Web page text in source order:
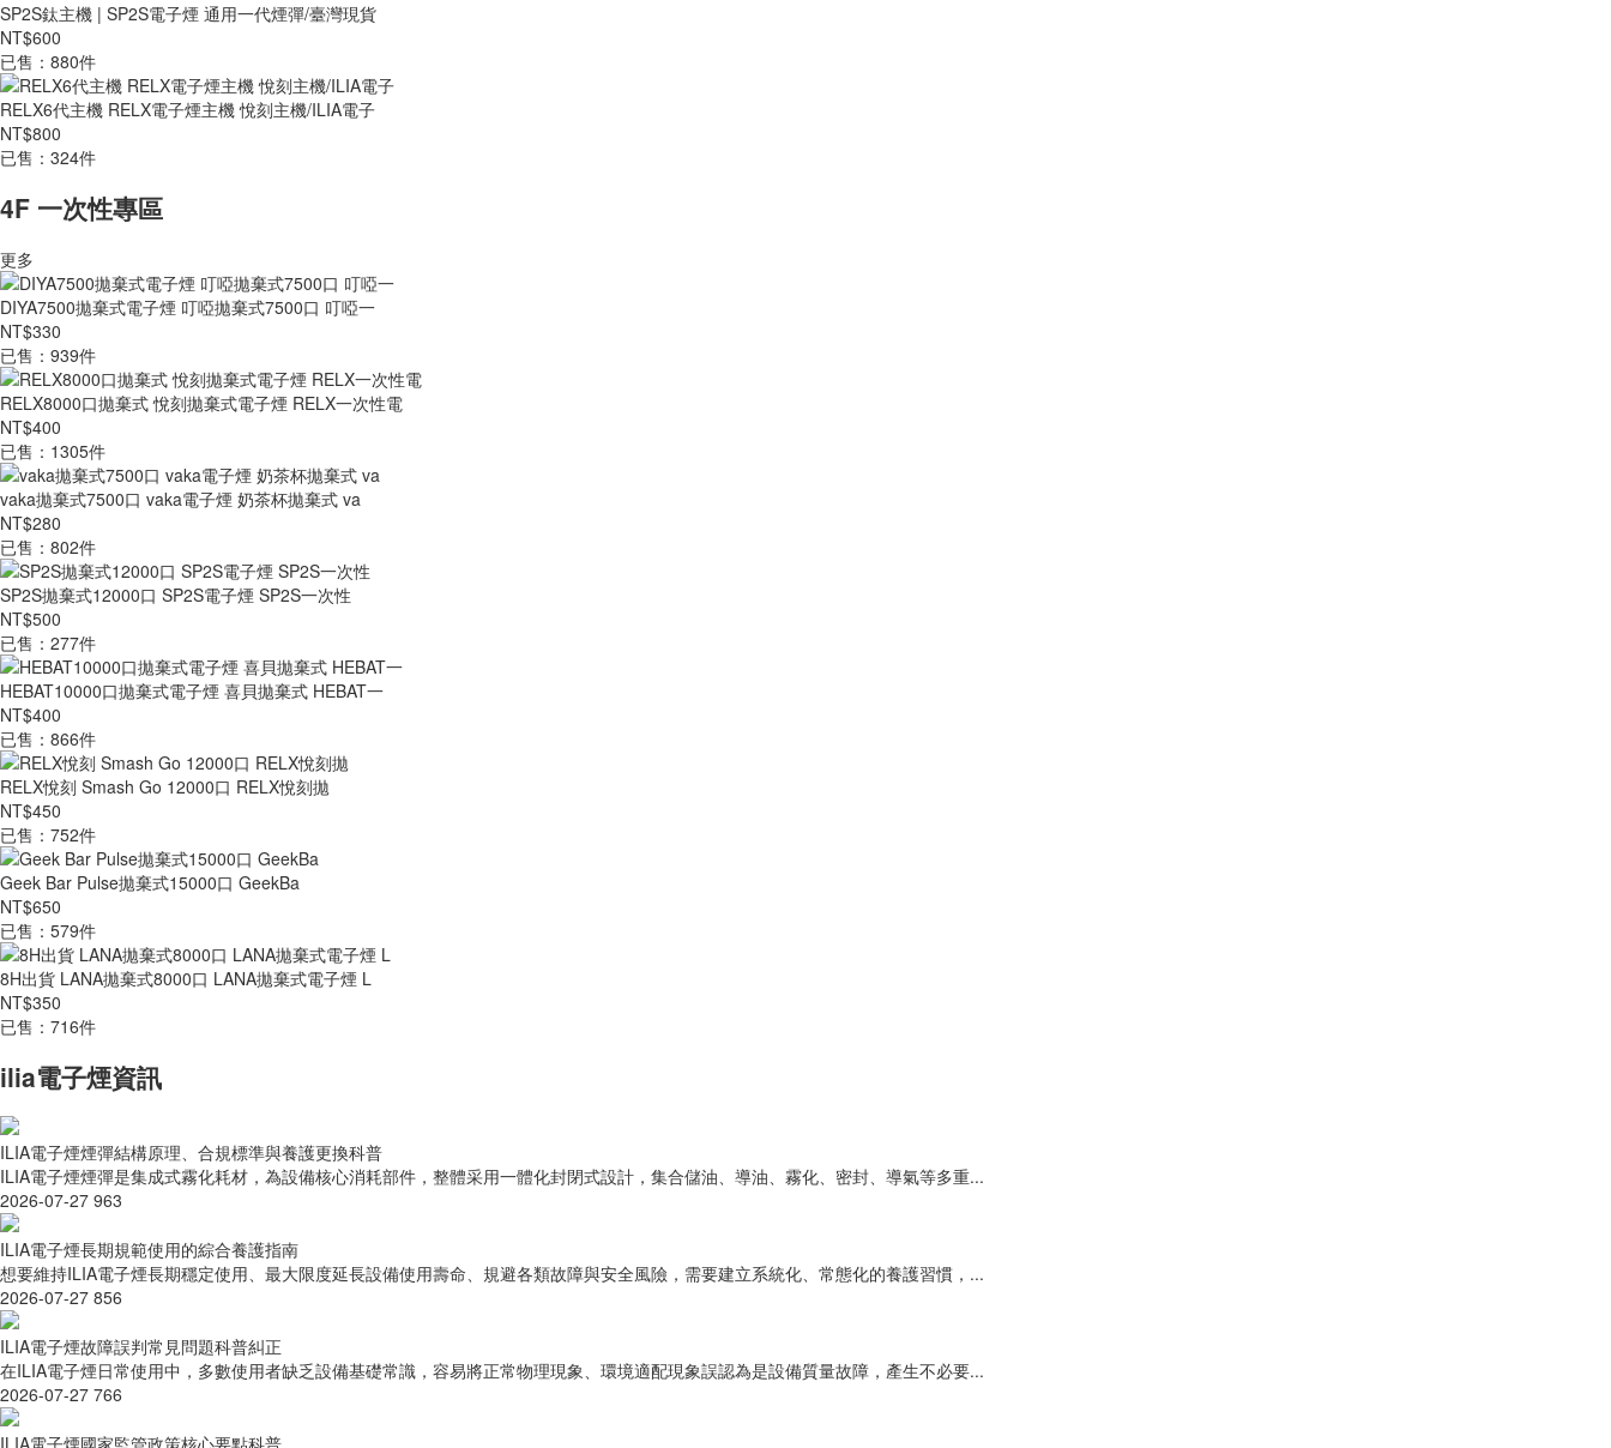
SP2S鈦主機 | SP2S電子煙 通用一代煙彈/臺灣現貨
NT$600
已售：880件
RELX6代主機 RELX電子煙主機 悅刻主機/ILIA電子
NT$800
已售：324件
4F 一次性專區
更多
DIYA7500拋棄式電子煙 叮啞拋棄式7500口 叮啞一
NT$330
已售：939件
RELX8000口拋棄式 悅刻拋棄式電子煙 RELX一次性電
NT$400
已售：1305件
vaka拋棄式7500口 vaka電子煙 奶茶杯拋棄式 va
NT$280
已售：802件
SP2S拋棄式12000口 SP2S電子煙 SP2S一次性
NT$500
已售：277件
HEBAT10000口拋棄式電子煙 喜貝拋棄式 HEBAT一
NT$400
已售：866件
RELX悅刻 Smash Go 12000口 RELX悅刻拋
NT$450
已售：752件
Geek Bar Pulse拋棄式15000口 GeekBa
NT$650
已售：579件
8H出貨 LANA拋棄式8000口 LANA拋棄式電子煙 L
NT$350
已售：716件
ilia電子煙資訊
ILIA電子煙煙彈結構原理、合規標準與養護更換科普
ILIA電子煙煙彈是集成式霧化耗材，為設備核心消耗部件，整體采用一體化封閉式設計，集合儲油、導油、霧化、密封、導氣等多重...
2026-07-27 963
ILIA電子煙長期規範使用的綜合養護指南
想要維持ILIA電子煙長期穩定使用、最大限度延長設備使用壽命、規避各類故障與安全風險，需要建立系統化、常態化的養護習慣，...
2026-07-27 856
ILIA電子煙故障誤判常見問題科普糾正
在ILIA電子煙日常使用中，多數使用者缺乏設備基礎常識，容易將正常物理現象、環境適配現象誤認為是設備質量故障，產生不必要...
2026-07-27 766
ILIA電子煙國家監管政策核心要點科普